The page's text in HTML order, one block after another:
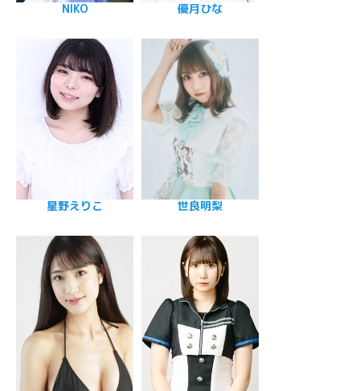
NIKO 優月ひな
星野えりこ 世良明梨